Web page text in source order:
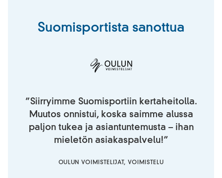
Suomisportista sanottua
”Siirryimme Suomisportiin kertaheitolla.
Muutos onnistui, koska saimme alussa
paljon tukea ja asiantuntemusta – ihan
mieletön asiakaspalvelu!”
OULUN VOIMISTELIJAT, VOIMISTELU